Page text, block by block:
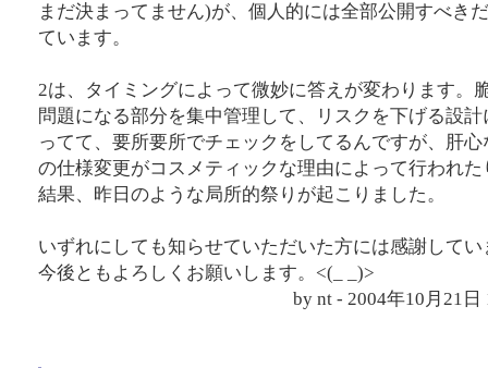
まだ決まってません)が、個人的には全部公開すべき
ています。
2は、タイミングによって微妙に答えが変わります。
問題になる部分を集中管理して、リスクを下げる設計
ってて、要所要所でチェックをしてるんですが、肝心
の仕様変更がコスメティックな理由によって行われた
結果、昨日のような局所的祭りが起こりました。
いずれにしても知らせていただいた方には感謝してい
今後ともよろしくお願いします。<(_ _)>
by nt - 2004年10月21日